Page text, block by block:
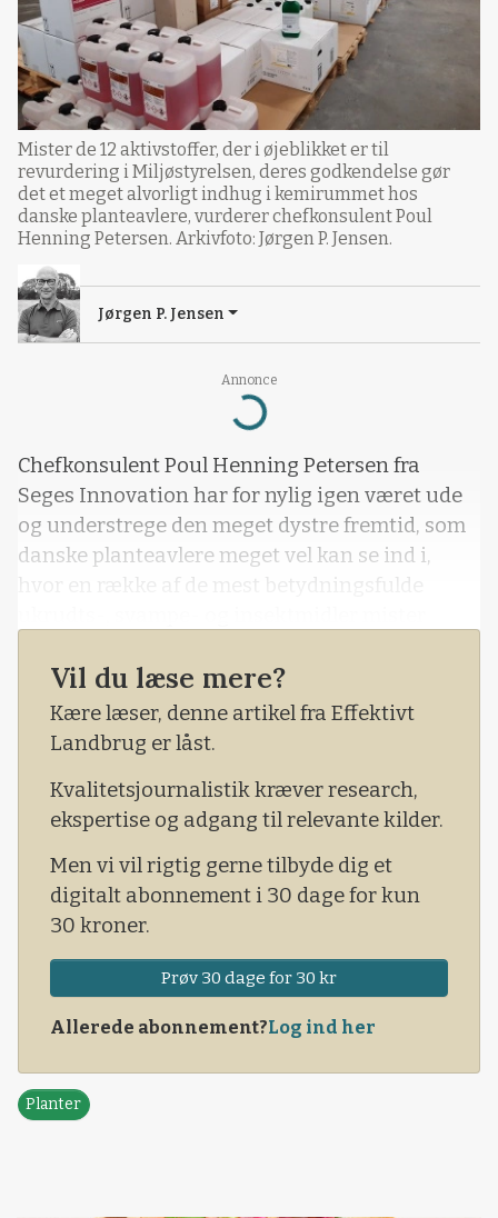
Annonce
Loading...
Mister de 12 aktivstoffer, der i øjeblikket er til
revurdering i Miljøstyrelsen, deres godkendelse gør
det et meget alvorligt indhug i kemirummet hos
danske planteavlere, vurderer chefkonsulent Poul
Henning Petersen. Arkivfoto: Jørgen P. Jensen.
Jørgen P. Jensen
Chefkonsulent Poul Henning Petersen fra
Seges Innovation har for nylig igen været ude
og understrege den meget dystre fremtid, som
danske planteavlere meget vel kan se ind i,
hvor en række af de mest betydningsfulde
- Vi er virkelig helt derude, hvor vi skal tænke i
helt anderledes dyrkning, udtalte han på en
fynsk marktur i sidste uge.
Vil du læse mere?
Kære læser, denne artikel fra Effektivt
Landbrug er låst.
Kvalitetsjournalistik kræver research,
ekspertise og adgang til relevante kilder.
Men vi vil rigtig gerne tilbyde dig et
digitalt abonnement i 30 dage for kun
30 kroner.
Prøv 30 dage for 30 kr
Allerede abonnement?Log ind her
Planter